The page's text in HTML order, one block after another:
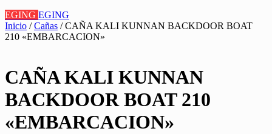
EGING EGING
Inicio /Cañas / CAÑA KALI KUNNAN BACKDOOR BOAT
210 «EMBARCACION»
CAÑA KALI KUNNAN
BACKDOOR BOAT 210
«EMBARCACION»